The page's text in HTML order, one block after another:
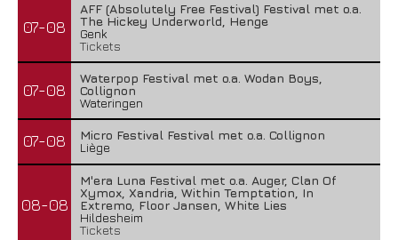
07-08
AFF (Absolutely Free Festival) Festival met o.a.
The Hickey Underworld, Henge
Genk
Tickets
07-08
Waterpop Festival met o.a. Wodan Boys,
Collignon
Wateringen
07-08
Micro Festival Festival met o.a. Collignon
Liège
08-08
M'era Luna Festival met o.a. Auger, Clan Of
Xymox, Xandria, Within Temptation, In
Extremo, Floor Jansen, White Lies
Hildesheim
Tickets